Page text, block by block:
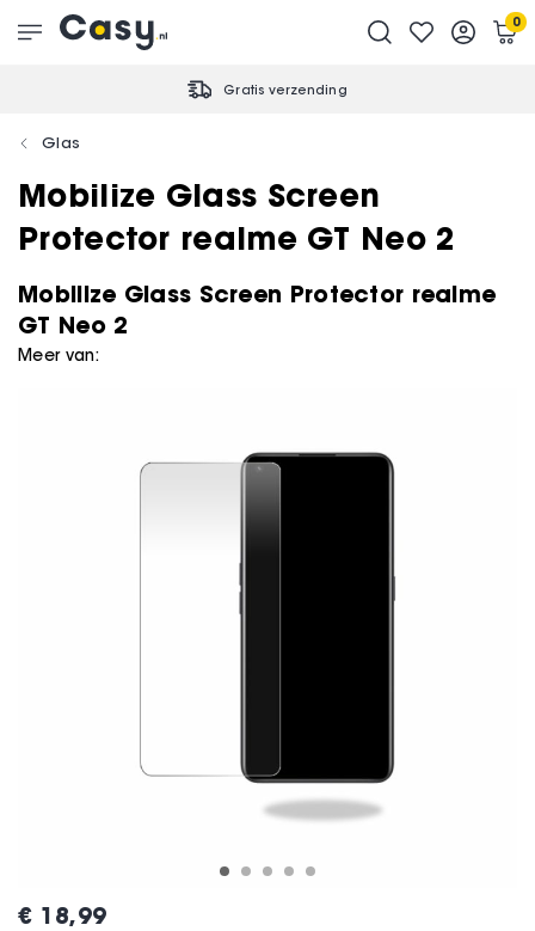
Gratis verzending
0
Glas
Mobilize Glass Screen
Protector realme GT Neo 2
Mobilize Glass Screen Protector realme
GT Neo 2
Meer van:
€ 18,99